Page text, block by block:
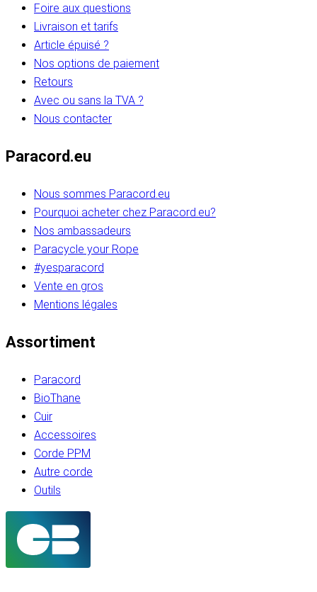
Foire aux questions
Livraison et tarifs
Article épuisé ?
Nos options de paiement
Retours
Avec ou sans la TVA ?
Nous contacter
Paracord.eu
Nous sommes Paracord.eu
Pourquoi acheter chez Paracord.eu?
Nos ambassadeurs
Paracycle your Rope
#yesparacord
Vente en gros
Mentions légales
Assortiment
Paracord
BioThane
Cuir
Accessoires
Corde PPM
Autre corde
Outils